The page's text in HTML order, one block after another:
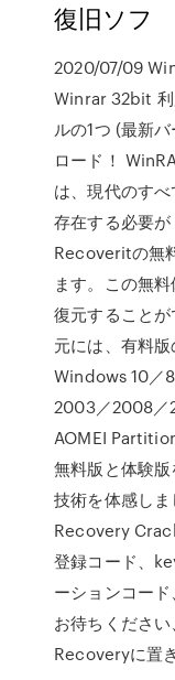
復旧ソフ
2020/07/09
Winrar 32bit 利
ルの1つ (最新
ロード！
は、現代のす
存在する必要
Recoveritの無
ます。この無
復元すること
元には、有料版
Windows 10／
2003／2008／
AOMEI
無料版と体験
技術を体感し
Recovery
登録コード、
ーションコード
お待ちくださ
Recoveryに置